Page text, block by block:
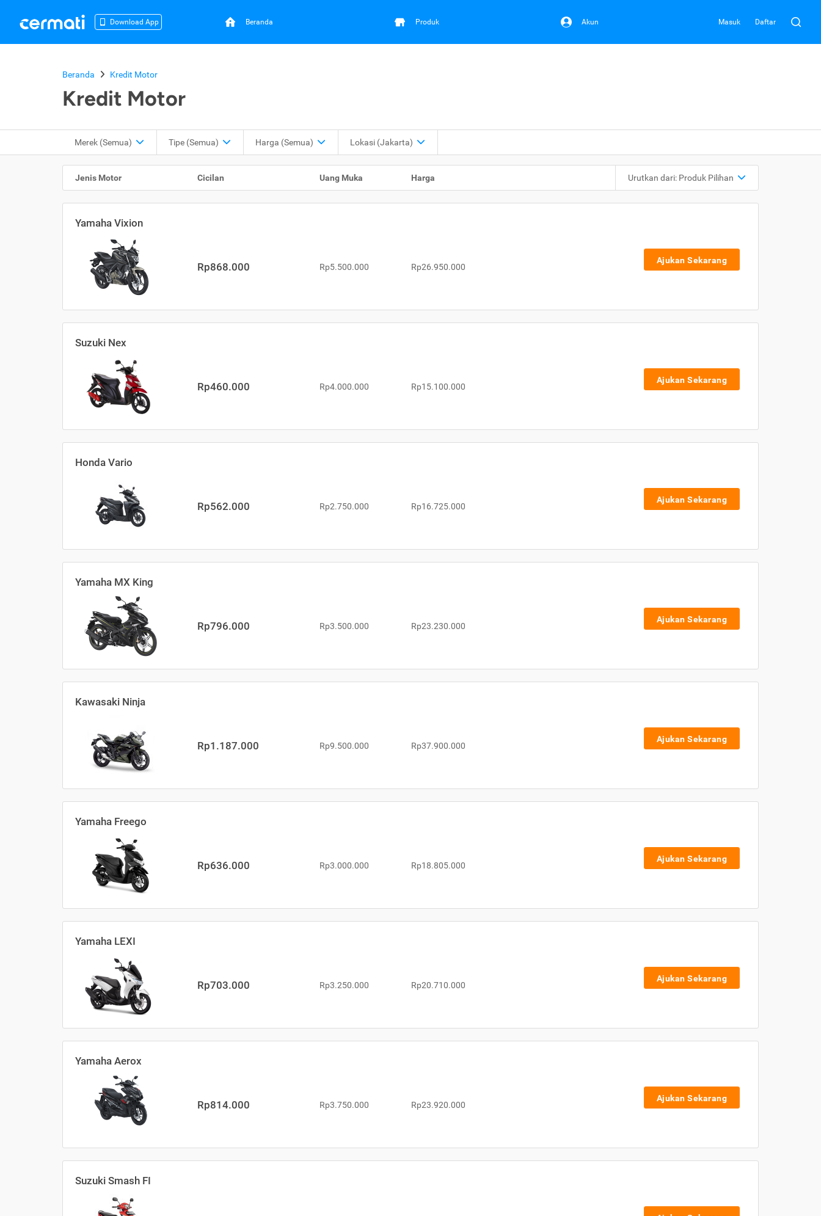
Download App Beranda Produk Akun Masuk Daftar
Beranda Kredit Motor
Kredit Motor
Merek (Semua) Tipe (Semua) Harga (Semua) Lokasi (Jakarta)
Jenis Motor Cicilan Uang Muka Harga Urutkan dari: Produk Pilihan
Yamaha Vixion
Rp868.000 Rp5.500.000 Rp26.950.000
Ajukan Sekarang
Suzuki Nex
Rp460.000 Rp4.000.000 Rp15.100.000
Ajukan Sekarang
Honda Vario
Rp562.000 Rp2.750.000 Rp16.725.000
Ajukan Sekarang
Yamaha MX King
Rp796.000 Rp3.500.000 Rp23.230.000
Ajukan Sekarang
Kawasaki Ninja
Rp1.187.000 Rp9.500.000 Rp37.900.000
Ajukan Sekarang
Yamaha Freego
Rp636.000 Rp3.000.000 Rp18.805.000
Ajukan Sekarang
Yamaha LEXI
Rp703.000 Rp3.250.000 Rp20.710.000
Ajukan Sekarang
Yamaha Aerox
Rp814.000 Rp3.750.000 Rp23.920.000
Ajukan Sekarang
Suzuki Smash FI